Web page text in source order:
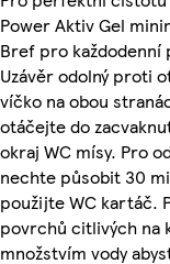
Power Aktiv Gel
Bref pro každodenní
Uzávěr odolný proti
víčko na obou
otáčejte do
okraj WC mísy. Pro
nechte působit 30
použijte WC kartáč.
povrchů citlivých na
množstvím vody